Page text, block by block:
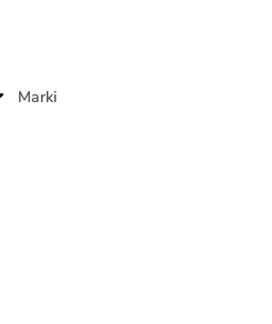
Marki